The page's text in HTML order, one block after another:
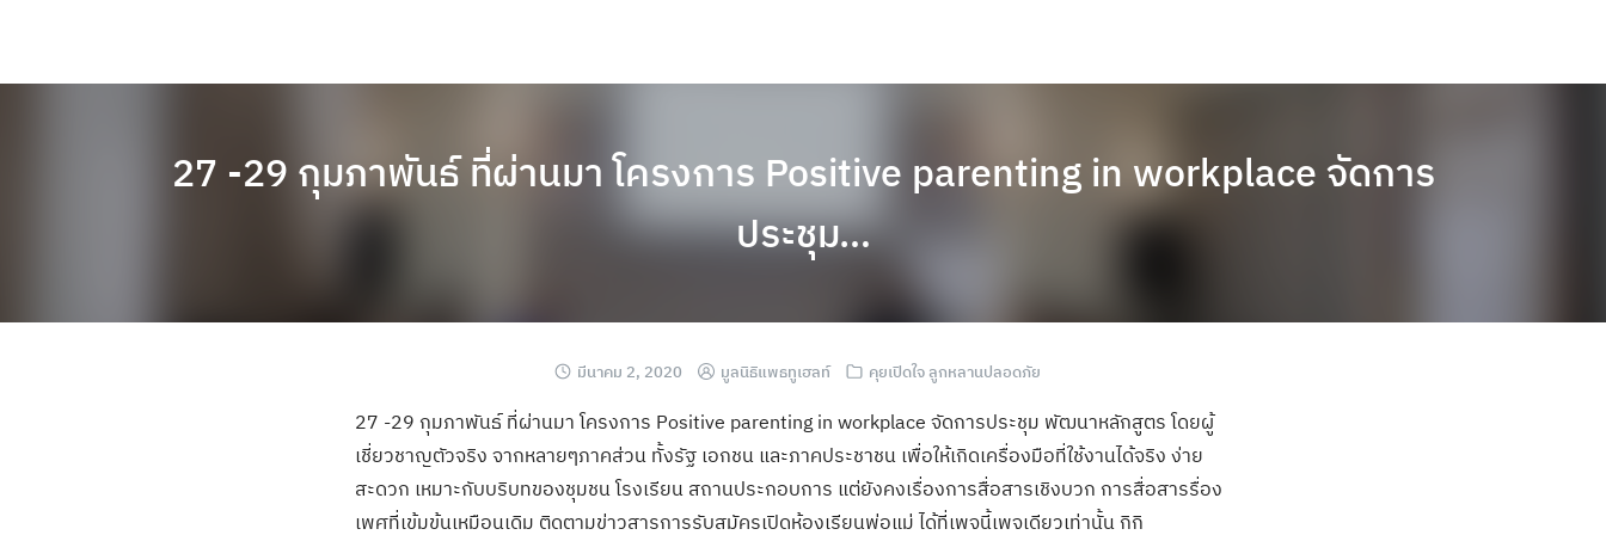
27 -29 กุมภาพันธ์ ที่ผ่านมา โครงการ Positive parenting in workplace จัดการ
ประชุม…
มีนาคม 2, 2020 มูลนิธิแพธทูเฮลท์ คุยเปิดใจ ลูกหลานปลอดภัย
27 -29 กุมภาพันธ์ ที่ผ่านมา โครงการ Positive parenting in workplace จัดการประชุม พัฒนาหลักสูตร โดยผู้
เชี่ยวชาญตัวจริง จากหลายๆภาคส่วน ทั้งรัฐ เอกชน และภาคประชาชน เพื่อให้เกิดเครื่องมือที่ใช้งานได้จริง ง่าย
สะดวก เหมาะกับบริบทของชุมชน โรงเรียน สถานประกอบการ แต่ยังคงเรื่องการสื่อสารเชิงบวก การสื่อสารรื่อง
เพศที่เข้มข้นเหมือนเดิม ติดตามข่าวสารการรับสมัครเปิดห้องเรียนพ่อแม่ ได้ที่เพจนี้เพจเดียวเท่านั้น กิกิ